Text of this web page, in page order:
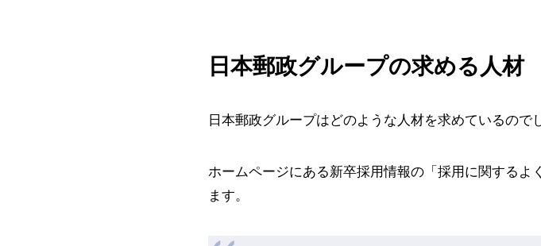
日本郵政グループの求める人材
日本郵政グループはどのような人材を求めているので
ホームページにある新卒採用情報の「採用に関する
ます。